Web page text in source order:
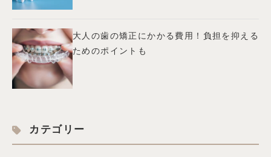
大人の歯の矯正にかかる費用！負担を抑える
ためのポイントも
カテゴリー